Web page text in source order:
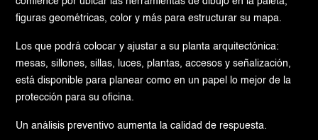
figuras geométricas, color y más para estructurar su mapa.
Los que podrá colocar y ajustar a su planta arquitectónica:
mesas, sillones, sillas, luces, plantas, accesos y señalización,
está disponible para planear como en un papel lo mejor de la
protección para su oficina.
Un análisis preventivo aumenta la calidad de respuesta.